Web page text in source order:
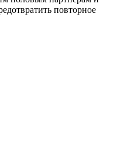
повторное